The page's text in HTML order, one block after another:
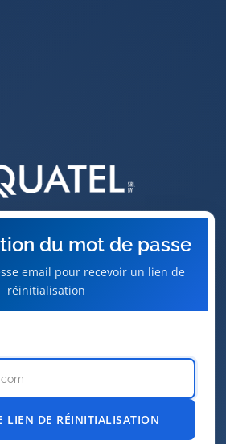
du mot de passe
email pour recevoir un lien de
réinitialisation
LIEN DE RÉINITIALISATION